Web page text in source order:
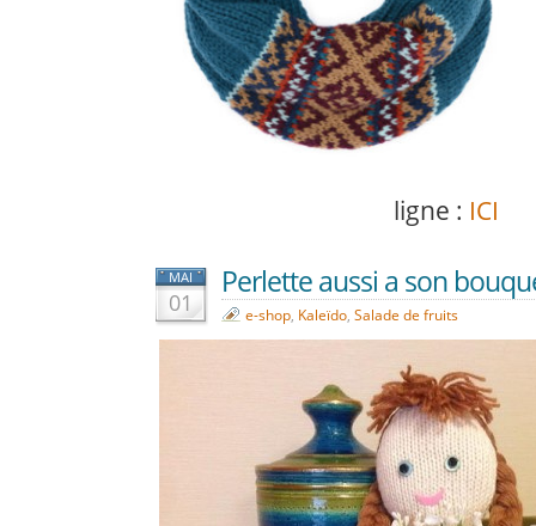
ligne : ICI
MAI
01
Perlette aussi a son
e-shop, Kaleïdo, Salade de fruits